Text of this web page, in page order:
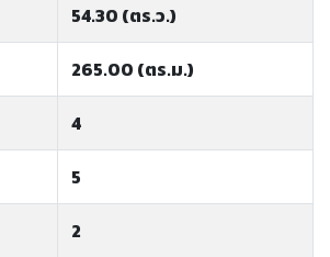
54.30 (ตร.ว.)
265.00 (ตร.ม.)
4
5
2